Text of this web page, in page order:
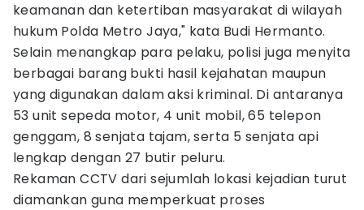
keamanan dan ketertiban masyarakat di wilayah
hukum Polda Metro Jaya," kata Budi Hermanto.
Selain menangkap para pelaku, polisi juga menyita
berbagai barang bukti hasil kejahatan maupun
yang digunakan dalam aksi kriminal. Di antaranya
53 unit sepeda motor, 4 unit mobil, 65 telepon
genggam, 8 senjata tajam, serta 5 senjata api
lengkap dengan 27 butir peluru.
Rekaman CCTV dari sejumlah lokasi kejadian turut
diamankan guna memperkuat proses